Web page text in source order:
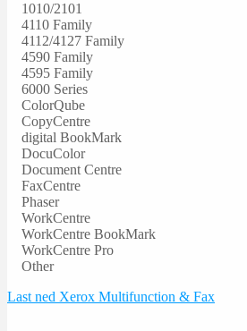
1010/2101
4110 Family
4112/4127 Family
4590 Family
4595 Family
6000 Series
ColorQube
CopyCentre
digital BookMark
DocuColor
Document Centre
FaxCentre
Phaser
WorkCentre
WorkCentre BookMark
WorkCentre Pro
Other
Last ned Xerox Multifunction & Fax